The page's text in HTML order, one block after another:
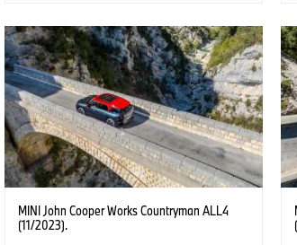
MINI John Cooper Works Countryman ALL4
(11/2023).